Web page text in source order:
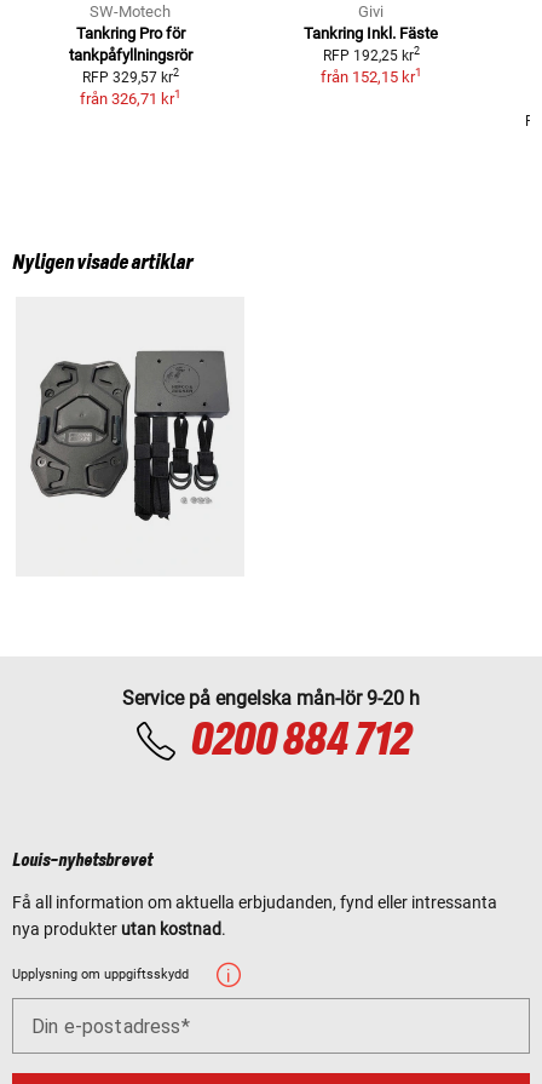
SW-Motech
Tankring Pro för
tankpåfyllningsrör
RFP 329,57 kr2
från 326,71 kr1
Givi
Tankring Inkl. Fäste
RFP 192,25 kr2
från 152,15 kr1
Nyligen visade artiklar
Service på engelska mån-lör 9-20 h
0200 884 712
Louis-nyhetsbrevet
Få all information om aktuella erbjudanden, fynd eller intressanta
nya produkter utan kostnad.
Upplysning om uppgiftsskydd
Din e-postadress